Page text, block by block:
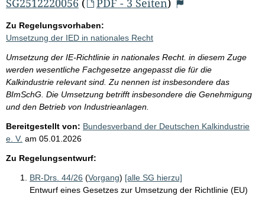
Zu Regelungsvorhaben:
Umsetzung der IED in nationales Recht
Umsetzung der IE-Richtlinie in nationales Recht. in diesem Zuge
werden wesentliche Fachgesetze angepasst die für die
Kalkindustrie relevant sind. Zu nennen ist insbesondere das
BImSchG. Die Umsetzung betrifft insbesondere die Genehmigung
und den Betrieb von Industrieanlagen.
Bereitgestellt von: Bundesverband der Deutschen Kalkindustrie
e. V. am 05.01.2026
Zu Regelungsentwurf:
BR-Drs. 44/26 (Vorgang) [alle SG hierzu]
Entwurf eines Gesetzes zur Umsetzung der Richtlinie (EU)